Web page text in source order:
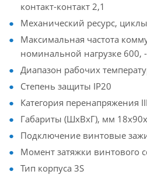
контакт-контакт 2,1
Механический ресурс,
Максимальная частота
номинальной нагрузке 600,
Диапазон рабочих
Степень защиты IP20
Категория перенапряжения III
Габариты (ШхВхГ), мм
Подключение винтовые
Момент затяжки винтового
Тип корпуса 3S